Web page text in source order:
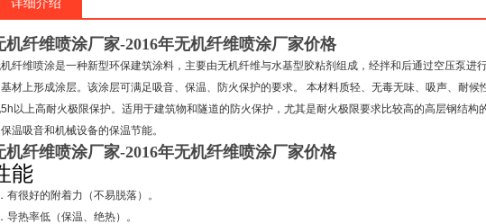
详细介绍
机纤维喷涂厂家-2016年无机纤维喷涂厂家价格
纤维喷涂是一种新型环保建筑涂料，主要由无机纤维与水基型胶粘剂组成，经拌和后通过空压泵进
材上形成涂层。该涂层可满足吸音、保温、防火保护的要求。
本材料质轻、无毒无味、吸声、耐候
5h 以上高耐火极限保护。适用于建筑物和隧道的防火保护，尤其是耐火极限要求比较高的高层钢结构
温吸音和机械设备的保温节能。
机纤维喷涂厂家-2016年无机纤维喷涂厂家价格
能
有很好的附着力（不易脱落）。
导热率低（保温、绝热）。